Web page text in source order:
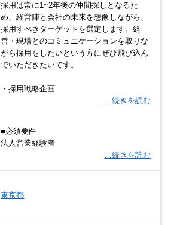
採用は常に1~2年後の仲間探しとなるた
め、経営陣と会社の未来を想像しながら、
採用すべきターゲットを選定します。経
営・現場とのコミュニケーションを取りな
がら採用をしたいという方にぜひ飛び込ん
でいただきたいです。
・採用戦略企画
…続きを読む
■必須要件
法人営業経験者
…続きを読む
東京都